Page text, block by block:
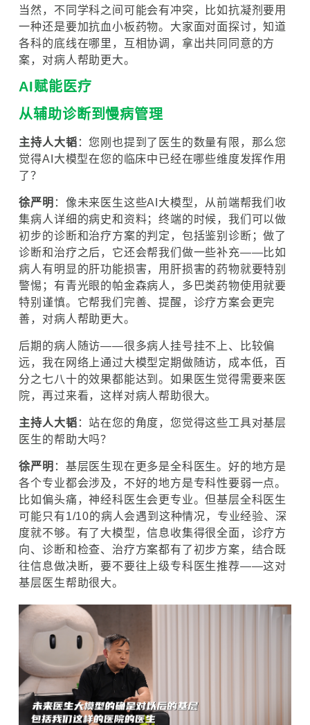
当然，不同学科之间可能会有冲突，比如抗凝剂要用
一种还是要加抗血小板药物。大家面对面探讨，知道
各科的底线在哪里，互相协调，拿出共同同意的方
案，对病人帮助更大。
AI赋能医疗
从辅助诊断到慢病管理
主持人大韬 ：您刚也提到了医生的数量有限，那么您
觉得AI大模型在您的临床中已经在哪些维度发挥作用
了？
徐严明 ：像未来医生这些AI大模型，从前端帮我们收
集病人详细的病史和资料；终端的时候，我们可以做
初步的诊断和治疗方案的判定，包括鉴别诊断；做了
诊断和治疗之后，它还会帮我们做一些补充——比如
病人有明显的肝功能损害，用肝损害的药物就要特别
警惕；有青光眼的帕金森病人，多巴类药物使用就要
特别谨慎。它帮我们完善、提醒，诊疗方案会更完
善，对病人帮助更大。
后期的病人随访——很多病人挂号挂不上、比较偏
远，我在网络上通过大模型定期做随访，成本低，百
分之七八十的效果都能达到。如果医生觉得需要来医
院，再过来看，这样对病人帮助很大。
主持人大韬 ：站在您的角度，您觉得这些工具对基层
医生的帮助大吗？
徐严明 ：基层医生现在更多是全科医生。好的地方是
各个专业都会涉及，不好的地方是专科性要弱一点。
比如偏头痛，神经科医生会更专业。但基层全科医生
可能只有1/10的病人会遇到这种情况，专业经验、深
度就不够。有了大模型，信息收集得很全面，诊疗方
向、诊断和检查、治疗方案都有了初步方案，结合既
往信息做决断，要不要往上级专科医生推荐——这对
基层医生帮助很大。